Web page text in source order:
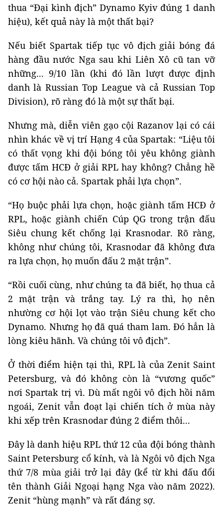
thua “Đại kình địch” Dynamo Kyiv đúng 1 danh
hiệu), kết quả này là một thất bại?
Nếu biết Spartak tiếp tục vô địch giải bóng đá
hàng đầu nước Nga sau khi Liên Xô cũ tan vỡ
những... 9/10 lần (khi đó lần lượt được định
danh là Russian Top League và cả Russian Top
Division), rõ ràng đó là một sự thất bại.
Nhưng mà, diễn viên gạo cội Razanov lại có cái
nhìn khác về vị trí Hạng 4 của Spartak: “Liệu tôi
có thất vọng khi đội bóng tôi yêu không giành
được tấm HCĐ ở giải RPL hay không? Chẳng hề
có cơ hội nào cả. Spartak phải lựa chọn”.
“Họ buộc phải lựa chọn, hoặc giành tấm HCĐ ở
RPL, hoặc giành chiến Cúp QG trong trận đấu
Siêu chung kết chống lại Krasnodar. Rõ ràng,
không như chúng tôi, Krasnodar đã không đưa
ra lựa chọn, họ muốn đấu 2 mặt trận”.
“Rồi cuối cùng, như chúng ta đã biết, họ thua cả
2 mặt trận và trắng tay. Lý ra thì, họ nên
nhường cơ hội lọt vào trận Siêu chung kết cho
Dynamo. Nhưng họ đã quá tham lam. Đó hẳn là
lòng kiêu hãnh. Và chúng tôi vô địch”.
Ở thời điểm hiện tại thì, RPL là của Zenit Saint
Petersburg, và đó không còn là “vương quốc”
nơi Spartak trị vì. Dù mất ngôi vô địch hồi năm
ngoái, Zenit vẫn đoạt lại chiến tích ở mùa này
khi xếp trên Krasnodar đúng 2 điểm thôi...
Đây là danh hiệu RPL thứ 12 của đội bóng thành
Saint Petersburg cổ kính, và là Ngôi vô địch Nga
thứ 7/8 mùa giải trở lại đây (kể từ khi đấu đổi
tên thành Giải Ngoại hạng Nga vào năm 2022).
Zenit “hùng mạnh” và rất đáng sợ.